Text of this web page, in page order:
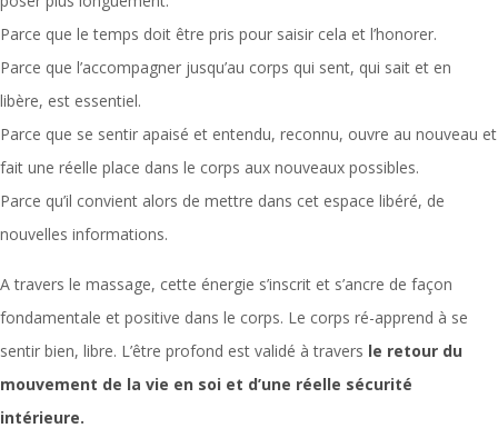
Parce que le temps doit être pris pour saisir cela et l’honorer.
Parce que l’accompagner jusqu’au corps qui sent, qui sait et en
libère, est essentiel.
Parce que se sentir apaisé et entendu, reconnu, ouvre au nouveau et
fait une réelle place dans le corps aux nouveaux possibles.
Parce qu’il convient alors de mettre dans cet espace libéré, de
nouvelles informations.
A travers le massage, cette énergie s’inscrit et s’ancre de façon
fondamentale et positive dans le corps. Le corps ré-apprend à se
sentir bien, libre. L’être profond est validé à travers le retour du
mouvement de la vie en soi et d’une réelle sécurité
intérieure.